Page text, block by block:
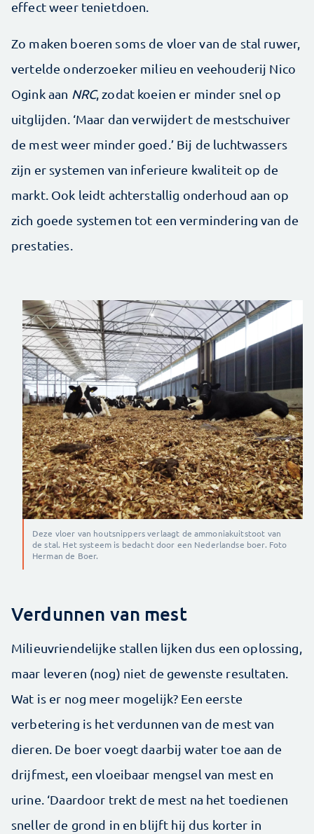
effect weer tenietdoen.
Zo maken boeren soms de vloer van de stal ruwer,
vertelde onderzoeker milieu en veehouderij Nico
Ogink aan NRC, zodat koeien er minder snel op
uitglijden. ‘Maar dan verwijdert de mestschuiver
de mest weer minder goed.’ Bij de luchtwassers
zijn er systemen van inferieure kwaliteit op de
markt. Ook leidt achterstallig onderhoud aan op
zich goede systemen tot een vermindering van de
prestaties.
Deze vloer van houtsnippers verlaagt de ammoniakuitstoot van
de stal. Het systeem is bedacht door een Nederlandse boer. Foto
Herman de Boer.
Verdunnen van mest
Milieuvriendelijke stallen lijken dus een oplossing,
maar leveren (nog) niet de gewenste resultaten.
Wat is er nog meer mogelijk? Een eerste
verbetering is het verdunnen van de mest van
dieren. De boer voegt daarbij water toe aan de
drijfmest, een vloeibaar mengsel van mest en
urine. ‘Daardoor trekt de mest na het toedienen
sneller de grond in en blijft hij dus korter in